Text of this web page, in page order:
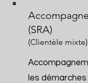
(SRA)
(Clientèle mixte)
les démarches